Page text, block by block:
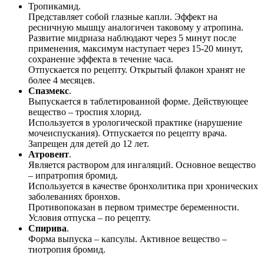
Тропикамид.
Представляет собой глазные капли. Эффект на
ресничную мышцу аналогичен таковому у атропина.
Развитие мидриаза наблюдают через 5 минут после
применения, максимум наступает через 15-20 минут,
сохранение эффекта в течение часа.
Отпускается по рецепту. Открытый флакон хранят не
более 4 месяцев.
Спазмекс.
Выпускается в таблетированной форме. Действующее
вещество – троспия хлорид.
Используется в урологической практике (нарушение
мочеиспускания). Отпускается по рецепту врача.
Запрещен для детей до 12 лет.
Атровент.
Является раствором для ингаляций. Основное вещество
– ипратропия бромид.
Используется в качестве бронхолитика при хронических
заболеваниях бронхов.
Противопоказан в первом триместре беременности.
Условия отпуска – по рецепту.
Спирива.
Форма выпуска – капсулы. Активное вещество –
тиотропия бромид.